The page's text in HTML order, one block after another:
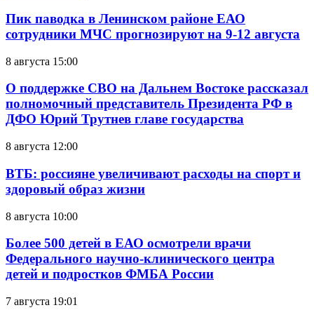
Пик паводка в Ленинском районе ЕАО
сотрудники МЧС прогнозируют на 9-12 августа
8 августа 15:00
О поддержке СВО на Дальнем Востоке рассказал
полномочный представитель Президента РФ в
ДФО Юрий Трутнев главе государства
8 августа 12:00
ВТБ: россияне увеличивают расходы на спорт и
здоровый образ жизни
8 августа 10:00
Более 500 детей в ЕАО осмотрели врачи
Федерального научно-клинического центра
детей и подростков ФМБА России
7 августа 19:01